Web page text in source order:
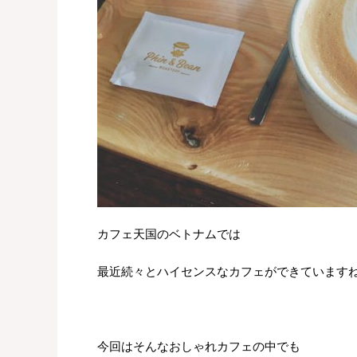
カフェ天国のベトナムでは
最近続々とハイセンスなカフェができています
今回はそんなおしゃれカフェの中でも